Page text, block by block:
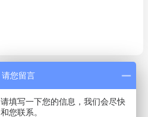
请您留言
请填写一下您的信息，我们会尽快
和您联系。